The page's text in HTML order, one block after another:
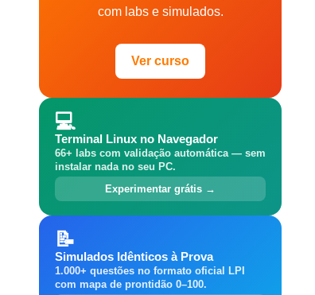
com labs e simulados.
Ver curso
💻
Terminal Linux no Navegador
66+ labs com validação automática — sem
instalar nada no seu PC.
Experimentar grátis →
📝
Simulados Idênticos à Prova
1.000+ questões no formato oficial LPI
com mapa de prontidão 0–100.